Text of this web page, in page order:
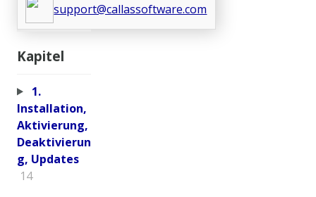
support@callassoftware.com
Kapitel
1.
Installation,
Aktivierung,
Deaktivierun
g, Updates
14